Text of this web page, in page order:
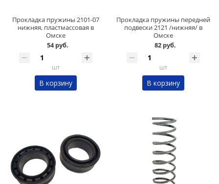
Прокладка пружины 2101-07
нижняя, пластмассовая в
Омске
54 руб.
шт
В корзину
Прокладка пружины передней
подвески 2121 /нижняя/ в
Омске
82 руб.
шт
В корзину